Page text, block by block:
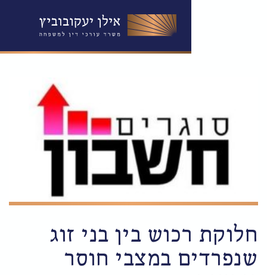
בין בני זוג
במצבי חוסר